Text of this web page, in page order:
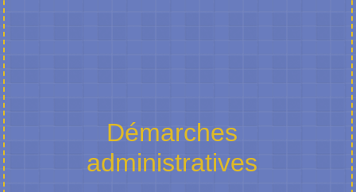
Démarches
administratives